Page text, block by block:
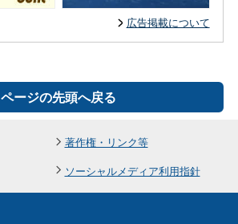
広告掲載について
ページの先頭へ戻る
著作権・リンク等
ソーシャルメディア利用指針